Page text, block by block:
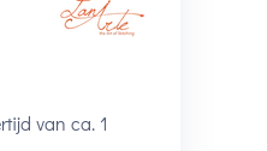
van ca. 1